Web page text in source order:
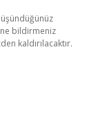
bildirmeniz
kaldırılacaktır.